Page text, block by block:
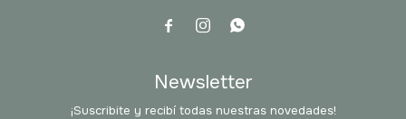
  
Newsletter
¡Suscribite y recibí todas nuestras novedades!